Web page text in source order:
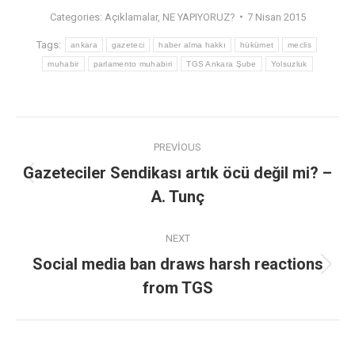
Categories: Açıklamalar, NE YAPIYORUZ? 7 Nisan 2015
Tags: ankara gazeteci haber alma hakkı hükümet meclis
muhabir parlamento muhabiri TGS Ankara Şube Yolsuzluk
PREVIOUS
Gazeteciler Sendikası artık öcü değil mi? –
A. Tunç
NEXT
Social media ban draws harsh reactions
from TGS